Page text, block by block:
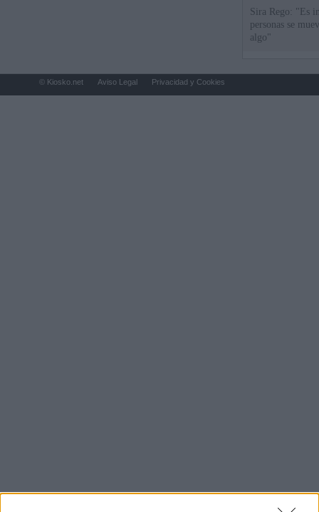
Sira Rego: "Es
personas se
algo"
© Kiosko.net Aviso Legal Privacidad y Cookies